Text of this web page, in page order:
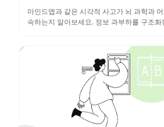
마인드맵과 같은 시각적 사고가 뇌 과학과
속하는지 알아보세요. 정보 과부하를 구조화